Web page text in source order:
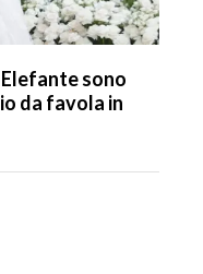
sono
da favola in